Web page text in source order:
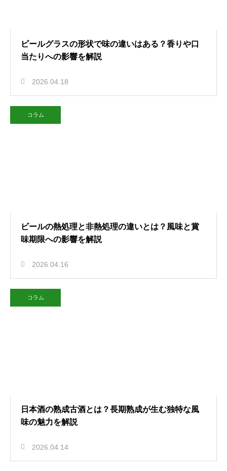
ビールグラスの形状で味の違いはある？香りや口
当たりへの影響を解説
2026.04.18
コラム
ビールの熱処理と非熱処理の違いとは？風味と賞
味期限への影響を解説
2026.04.16
コラム
日本酒の熟成古酒とは？長期熟成が生む独特な風
味の魅力を解説
2026.04.14